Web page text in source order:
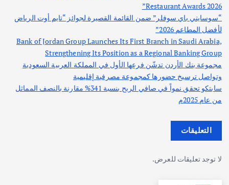
Restaurant Awards 2026”
“سوسايتي باي سوفلر” ضمن القائمة القصيرة لجوائز “تايم أوت الرياض
لأفضل المطاعم 2026”
Bank of Jordan Group Launches Its First Branch in Saudi Arabia,
Strengthening Its Position as a Regional Banking Group
مجموعة بنك الأردن تدشّن فرعها الأول في المملكة العربية السعودية
وتواصل ترسيخ حضورها كمجموعة مصرفية إقليمية
سابتكو تحقق نمواً في صافي الربح بنسبة 341% مقارنة بالنصف المماثل
من عام 2025م
التعليقات
لا توجد تعليقات للعرض.